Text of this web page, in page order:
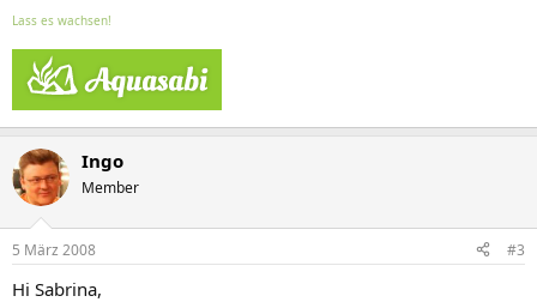
Lass es wachsen!
Ingo
Member
5 März 2008 #3
Hi Sabrina,